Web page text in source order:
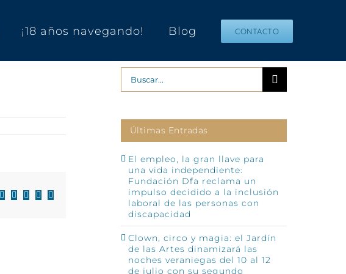
¡18 años navegando! Blog CONTACTO
Facebook
X LinkedIn
WhatsApp
Correo
Buscar:
Últimas Entradas
El empleo, la gran llave para
una vida independiente:
Fundación Dfa reclama un
impulso decidido a la inclusión
laboral de las personas con
discapacidad
Clown, circo y magia: el Jardín
de las Artes dinamizará las
noches veraniegas del 10 al 12
de julio con su segundo